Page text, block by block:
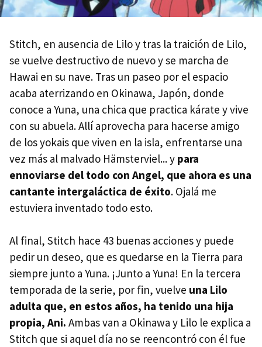
Stitch, en ausencia de Lilo y tras la traición de Lilo,
se vuelve destructivo de nuevo y se marcha de
Hawai en su nave. Tras un paseo por el espacio
acaba aterrizando en Okinawa, Japón, donde
conoce a Yuna, una chica que practica kárate y vive
con su abuela. Allí aprovecha para hacerse amigo
de los yokais que viven en la isla, enfrentarse una
vez más al malvado Hämsterviel... y para
ennoviarse del todo con Angel, que ahora es una
cantante intergaláctica de éxito. Ojalá me
estuviera inventado todo esto.
Al final, Stitch hace 43 buenas acciones y puede
pedir un deseo, que es quedarse en la Tierra para
siempre junto a Yuna. ¡Junto a Yuna! En la tercera
temporada de la serie, por fin, vuelve una Lilo
adulta que, en estos años, ha tenido una hija
propia, Ani. Ambas van a Okinawa y Lilo le explica a
Stitch que si aquel día no se reencontró con él fue